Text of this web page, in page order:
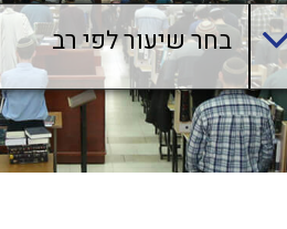
בחר שיעור לפי רב